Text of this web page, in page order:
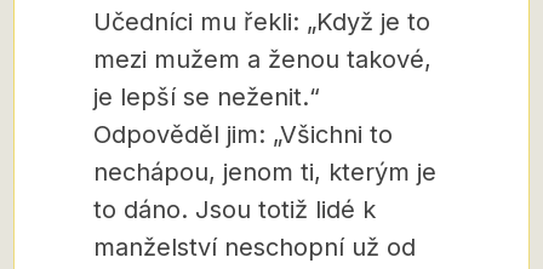
Učedníci mu řekli: „Když je to
mezi mužem a ženou takové,
je lepší se neženit.“
Odpověděl jim: „Všichni to
nechápou, jenom ti, kterým je
to dáno. Jsou totiž lidé k
manželství neschopní už od